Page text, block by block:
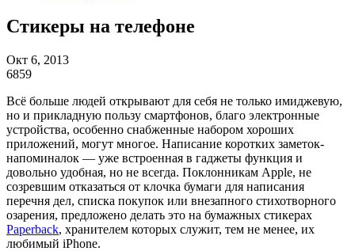
Стикеры на телефоне
Окт 6, 2013
6859
Всё больше людей открывают для себя не только имиджевую,
но и прикладную пользу смартфонов, благо электронные
устройства, особенно снабженные набором хороших
приложений, могут многое. Написание коротких заметок-
напоминалок — уже встроенная в гаджеты функция и
довольно удобная, но не всегда. Поклонникам Apple, не
созревшим отказаться от клочка бумаги для написания
перечня дел, списка покупок или внезапного стихотворного
озарения, предложено делать это на бумажных стикерах
Paperback, хранителем которых служит, тем не менее, их
любимый iPhone.